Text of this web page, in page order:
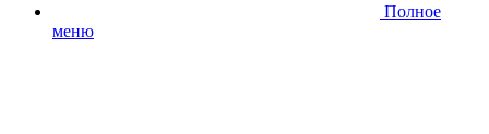
Полное
меню